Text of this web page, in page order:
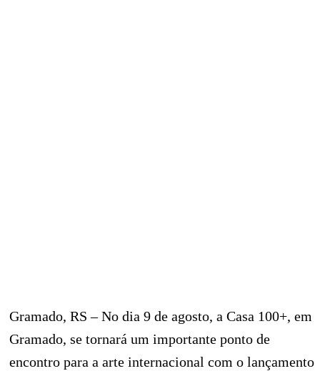
Gramado, RS – No dia 9 de agosto, a Casa 100+, em
Gramado, se tornará um importante ponto de
encontro para a arte internacional com o lançamento